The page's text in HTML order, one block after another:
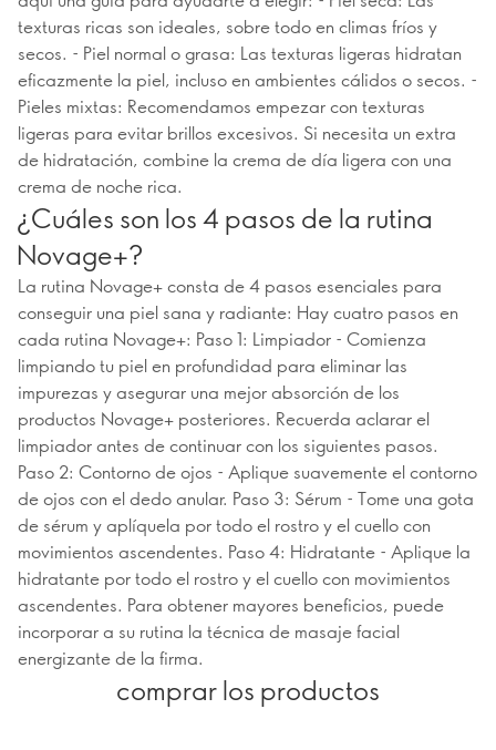
texturas ricas son ideales, sobre todo en climas fríos y
secos. - Piel normal o grasa: Las texturas ligeras hidratan
eficazmente la piel, incluso en ambientes cálidos o secos. -
Pieles mixtas: Recomendamos empezar con texturas
ligeras para evitar brillos excesivos. Si necesita un extra
de hidratación, combine la crema de día ligera con una
crema de noche rica.
¿Cuáles son los 4 pasos de la rutina
Novage+?
La rutina Novage+ consta de 4 pasos esenciales para
conseguir una piel sana y radiante: Hay cuatro pasos en
cada rutina Novage+: Paso 1: Limpiador - Comienza
limpiando tu piel en profundidad para eliminar las
impurezas y asegurar una mejor absorción de los
productos Novage+ posteriores. Recuerda aclarar el
limpiador antes de continuar con los siguientes pasos.
Paso 2: Contorno de ojos - Aplique suavemente el contorno
de ojos con el dedo anular. Paso 3: Sérum - Tome una gota
de sérum y aplíquela por todo el rostro y el cuello con
movimientos ascendentes. Paso 4: Hidratante - Aplique la
hidratante por todo el rostro y el cuello con movimientos
ascendentes. Para obtener mayores beneficios, puede
incorporar a su rutina la técnica de masaje facial
energizante de la firma.
comprar los productos